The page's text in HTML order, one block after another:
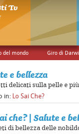
del mondo Giro di
e bellezza
delicati sulla pelle e
in: Lo Sai Che?
che? | Salute e
di bellezza delle